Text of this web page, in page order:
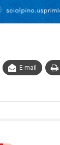
E-mail